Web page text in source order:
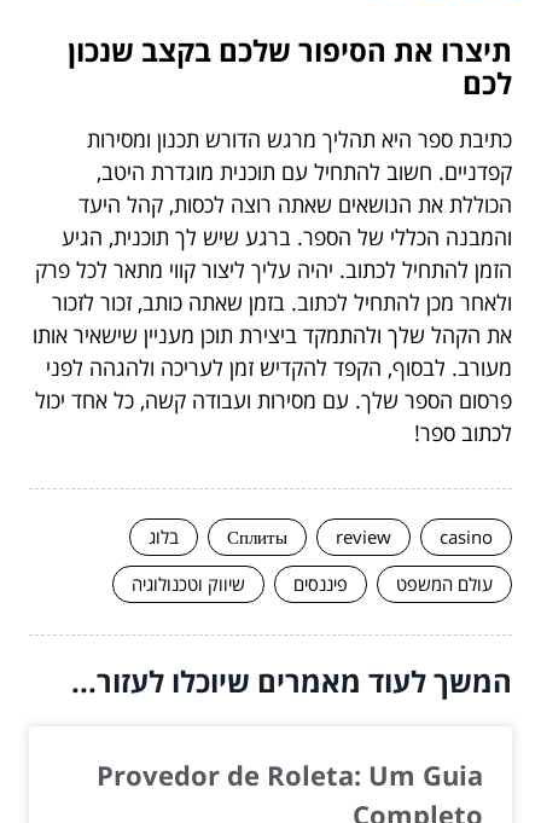
תיצרו את הסיפור שלכם בקצב שנכון
לכם
כתיבת ספר היא תהליך מרגש הדורש תכנון ומסירות
קפדניים. חשוב להתחיל עם תוכנית מוגדרת היטב,
הכוללת את הנושאים שאתה רוצה לכסות, קהל היעד
והמבנה הכללי של הספר. ברגע שיש לך תוכנית, הגיע
הזמן להתחיל לכתוב. יהיה עליך ליצור קווי מתאר לכל פרק
ולאחר מכן להתחיל לכתוב. בזמן שאתה כותב, זכור לזכור
את הקהל שלך ולהתמקד ביצירת תוכן מעניין שישאיר אותו
מעורב. לבסוף, הקפד להקדיש זמן לעריכה ולהגהה לפני
פרסום הספר שלך. עם מסירות ועבודה קשה, כל אחד יכול
לכתוב ספר!
casino
review
Сплиты
בלוג
עולם המשפט
פיננסים שיווק וטכנולוגיה
המשך לעוד מאמרים שיוכלו לעזור...
Provedor de Roleta: Um Guia
Completo